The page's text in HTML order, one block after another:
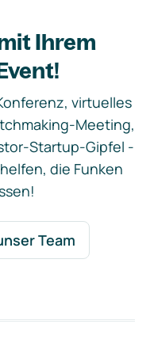
Ihrem
virtuelles
Meeting,
Startup-Gipfel -
die Funken
Team